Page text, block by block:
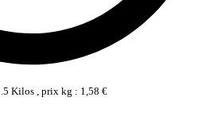
Kilos , prix kg : 1,58 €